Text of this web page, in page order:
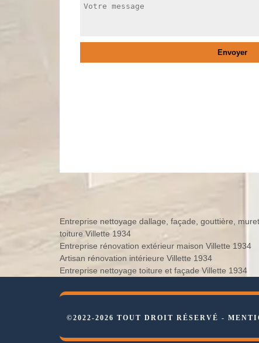
Entreprise nettoyage dallage, façade, gouttière, muret,
toiture Villette 1934
Entreprise rénovation extérieur maison Villette 1934
Artisan rénovation intérieure Villette 1934
Entreprise nettoyage toiture et façade Villette 1934
©2022-2026 TOUT DROIT RÉSERVÉ -